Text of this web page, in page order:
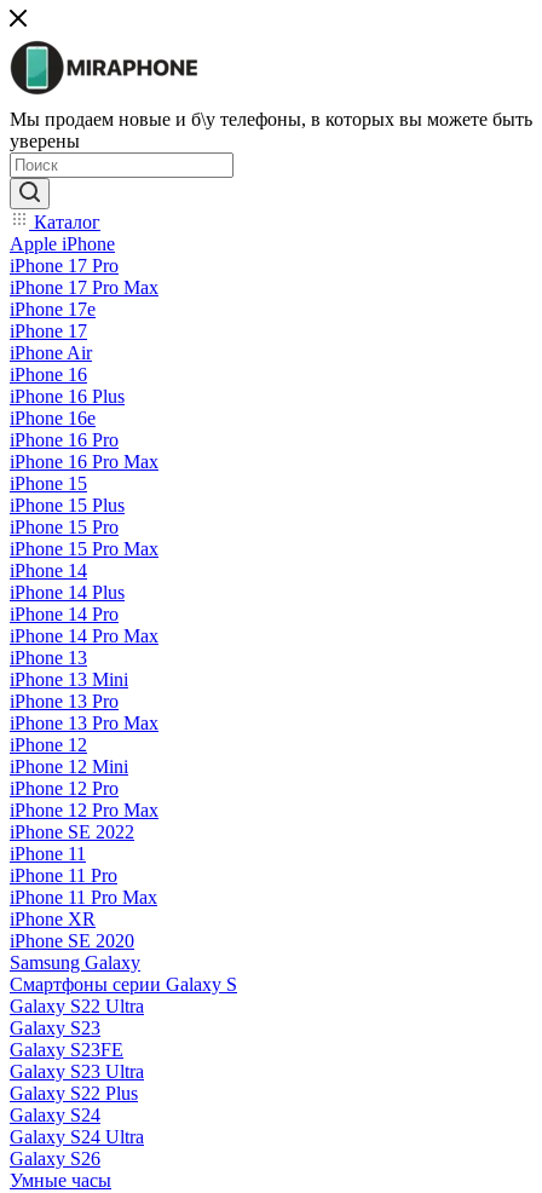
Мы продаем новые и б\у телефоны, в которых вы можете быть
уверены
Каталог
Apple iPhone
iPhone 17 Pro
iPhone 17 Pro Max
iPhone 17e
iPhone 17
iPhone Air
iPhone 16
iPhone 16 Plus
iPhone 16e
iPhone 16 Pro
iPhone 16 Pro Max
iPhone 15
iPhone 15 Plus
iPhone 15 Pro
iPhone 15 Pro Max
iPhone 14
iPhone 14 Plus
iPhone 14 Pro
iPhone 14 Pro Max
iPhone 13
iPhone 13 Mini
iPhone 13 Pro
iPhone 13 Pro Max
iPhone 12
iPhone 12 Mini
iPhone 12 Pro
iPhone 12 Pro Max
iPhone SE 2022
iPhone 11
iPhone 11 Pro
iPhone 11 Pro Max
iPhone XR
iPhone SE 2020
Samsung Galaxy
Смартфоны серии Galaxy S
Galaxy S22 Ultra
Galaxy S23
Galaxy S23FE
Galaxy S23 Ultra
Galaxy S22 Plus
Galaxy S24
Galaxy S24 Ultra
Galaxy S26
Умные часы